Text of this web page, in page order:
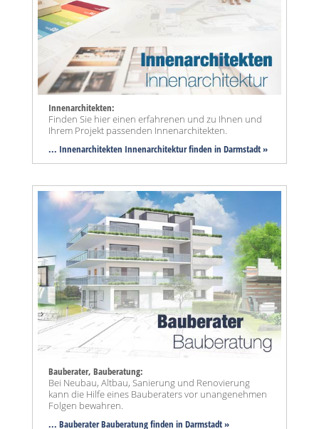
Innenarchitekten:
Finden Sie hier einen erfahrenen und zu Ihnen und
Ihrem Projekt passenden Innenarchitekten.
... Innenarchitekten Innenarchitektur finden in Darmstadt »
Bauberater, Bauberatung:
Bei Neubau, Altbau, Sanierung und Renovierung
kann die Hilfe eines Bauberaters vor unangenehmen
Folgen bewahren.
... Bauberater Bauberatung finden in Darmstadt »